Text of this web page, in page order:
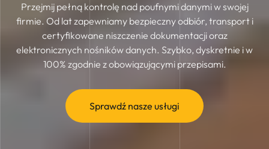
Przejmij pełną kontrolę nad poufnymi danymi w swojej
firmie. Od lat zapewniamy bezpieczny odbiór, transport i
certyfikowane niszczenie dokumentacji oraz
elektronicznych nośników danych. Szybko, dyskretnie i w
100% zgodnie z obowiązującymi przepisami.
Sprawdź nasze usługi